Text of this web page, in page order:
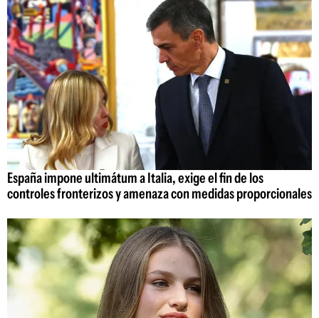
España impone ultimátum a Italia, exige el fin de los
controles fronterizos y amenaza con medidas proporcionales